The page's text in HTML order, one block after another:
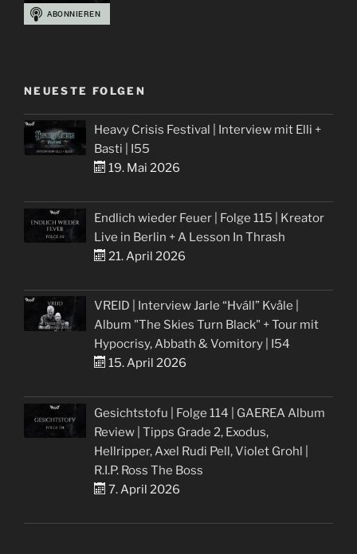
NEUESTE FOLGEN
Heavy Crisis Festival | Interview mit Elli +
Basti | I55
19. Mai 2026
Endlich wieder Feuer | Folge 115 | Kreator
Live in Berlin + A Lesson In Thrash
21. April 2026
VREID | Interview Jarle “Hváll” Kvåle |
Album "The Skies Turn Black" + Tour mit
Hypocrisy, Abbath & Vomitory | I54
15. April 2026
Gesichtstofu | Folge 114 | GAEREA Album
Review | Tipps Grade 2, Exodus,
Hellripper, Axel Rudi Pell, Violet Grohl |
R.I.P. Ross The Boss
7. April 2026